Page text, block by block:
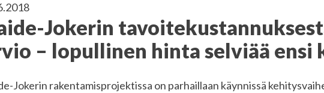
Jokerin
– lopullinen hinta selviää ensi
Jokerin rakentamisprojektissa on parhaillaan käynnissä